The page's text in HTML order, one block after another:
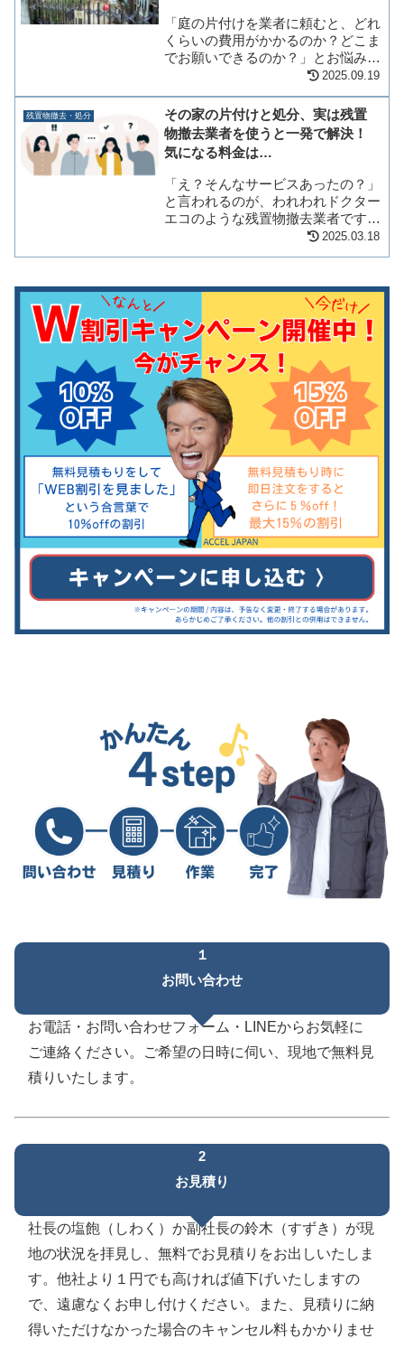
「庭の片付けを業者に頼むと、どれ
くらいの費用がかかるのか？どこま
でお願いできるのか？」とお悩みの
方に向けて、ドクターエコが実際に
紹介します。ドクターエコでは、
庭に残された不用品（植木鉢・ブロ
ック・古材など）...
2025.09.19
残置物撤去・処分
その家の片付けと処分、実は残置
物撤去業者を使うと一発で解決！
気になる料金は…
「え？そんなサービスあったの？」
と言われるのが、われわれドクター
エコのような残置物撤去業者です。
で、どんな時に使えるの？という質
人生で誰もが１度は必要になるサー
ビスですので、ぜ...
2025.03.18
１
お問い合わせ
お電話・お問い合わせフォーム・LINEからお気軽に
ご連絡ください。ご希望の日時に伺い、現地で無料見
積りいたします。
2
お見積り
社長の塩飽（しわく）か副社長の鈴木（すずき）が現
地の状況を拝見し、無料でお見積りをお出しいたしま
す。他社より１円でも高ければ値下げいたしますの
で、遠慮なくお申し付けください。また、見積りに納
得いただけなかった場合のキャンセル料もかかりませ